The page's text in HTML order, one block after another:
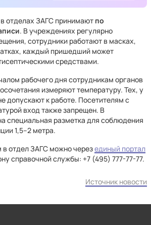
отделах ЗАГС принимают по
. В учреждениях регулярно
сотрудники работают в масках,
каждый пришедший может
средствами.
рабочего дня сотрудникам органов
измеряют температуру. Тех, у
допускают к работе. Посетителям с
вход также запрещен. В
специальная разметка для соблюдения
1,5–2 метра.
в отдел ЗАГС можно черезединый портал
справочной службы: +7 (495) 777-77-77.
Источник новости